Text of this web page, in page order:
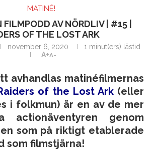
MATINÉ!
AV NÖRDLIV | #15 |
OF THE LOST ARK
november 6, 2020
1 minut(ers) lästid
A+A-
avhandlas matinéfilmernas
of the Lost Ark(eller
i folkmun) är en av de mer
actionäventyren genom
som på riktigt etablerade
som filmstjärna!